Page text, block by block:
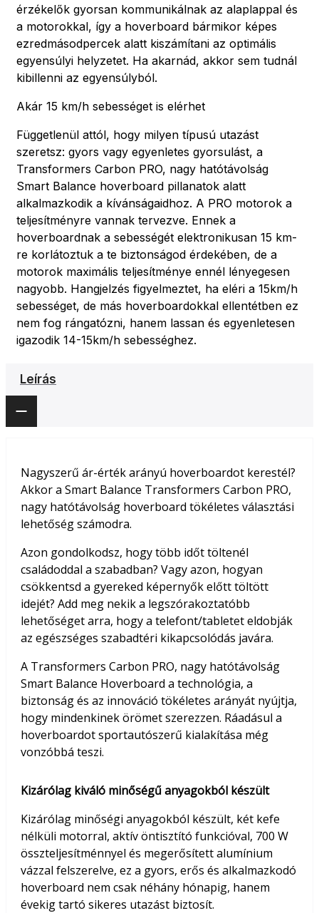
érzékelők gyorsan kommunikálnak az alaplappal és
a motorokkal, így a hoverboard bármikor képes
ezredmásodpercek alatt kiszámítani az optimális
egyensúlyi helyzetet. Ha akarnád, akkor sem tudnál
kibillenni az egyensúlyból.
Akár 15 km/h sebességet is elérhet
Függetlenül attól, hogy milyen típusú utazást
szeretsz: gyors vagy egyenletes gyorsulást, a
Transformers Carbon PRO, nagy hatótávolság
Smart Balance hoverboard pillanatok alatt
alkalmazkodik a kívánságaidhoz. A PRO motorok a
teljesítményre vannak tervezve. Ennek a
hoverboardnak a sebességét elektronikusan 15 km-
re korlátoztuk a te biztonságod érdekében, de a
motorok maximális teljesítménye ennél lényegesen
nagyobb. Hangjelzés figyelmeztet, ha eléri a 15km/h
sebességet, de más hoverboardokkal ellentétben ez
nem fog rángatózni, hanem lassan és egyenletesen
igazodik 14-15km/h sebességhez.
Leírás
Nagyszerű ár-érték arányú hoverboardot kerestél?
Akkor a Smart Balance Transformers Carbon PRO,
nagy hatótávolság hoverboard tökéletes választási
lehetőség számodra.
Azon gondolkodsz, hogy több időt töltenél
családoddal a szabadban? Vagy azon, hogyan
csökkentsd a gyereked képernyők előtt töltött
idejét? Add meg nekik a legszórakoztatóbb
lehetőséget arra, hogy a telefont/tabletet eldobják
az egészséges szabadtéri kikapcsolódás javára.
A Transformers Carbon PRO, nagy hatótávolság
Smart Balance Hoverboard a technológia, a
biztonság és az innováció tökéletes arányát nyújtja,
hogy mindenkinek örömet szerezzen. Ráadásul a
hoverboardot sportautószerű kialakítása még
vonzóbbá teszi.
Kizárólag kiváló minőségű anyagokból készült
Kizárólag minőségi anyagokból készült, két kefe
nélküli motorral, aktív öntisztító funkcióval, 700 W
összteljesítménnyel és megerősített alumínium
vázzal felszerelve, ez a gyors, erős és alkalmazkodó
hoverboard nem csak néhány hónapig, hanem
évekig tartó sikeres utazást biztosít.